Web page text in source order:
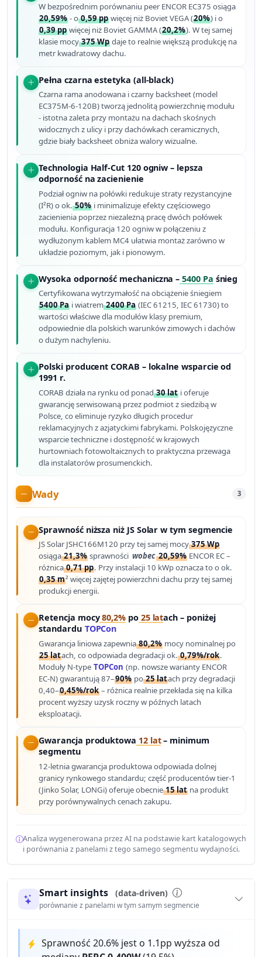
W bezpośrednim porównaniu peer ENCOR EC375 osiąga
20,59% - o0,59 pp więcej niż Boviet VEGA (20%) i o
0,39 pp więcej niż Boviet GAMMA (20,2%). W tej samej
klasie mocy375 Wp daje to realnie większą produkcję na
metr kwadratowy dachu.
Pełna czarna estetyka (all-black)
Czarna rama anodowana i czarny backsheet (model
EC375M-6-120B) tworzą jednolitą powierzchnię modułu
- istotna zaleta przy montażu na dachach skośnych
widocznych z ulicy i przy dachówkach ceramicznych,
gdzie biały backsheet obniża walory wizualne.
Technologia Half-Cut 120 ogniw – lepsza
odporność na zacienienie
Podział ogniw na połówki redukuje straty rezystancyjne
(I²R) o ok.50% i minimalizuje efekty częściowego
zacienienia poprzez niezależną pracę dwóch połówek
modułu. Konfiguracja 120 ogniw w połączeniu z
wydłużonym kablem MC4 ułatwia montaż zarówno w
układzie poziomym, jak i pionowym.
Wysoka odporność mechaniczna – 5400 Pa śnieg
Certyfikowana wytrzymałość na obciążenie śniegiem
5400 Pa i wiatrem2400 Pa (IEC 61215, IEC 61730) to
wartości właściwe dla modułów klasy premium,
odpowiednie dla polskich warunków zimowych i dachów
o dużym nachyleniu.
Polski producent CORAB – lokalne wsparcie od
1991 r.
CORAB działa na rynku od ponad30 lat i oferuje
gwarancję serwisowaną przez podmiot z siedzibą w
Polsce, co eliminuje ryzyko długich procedur
reklamacyjnych z azjatyckimi fabrykami. Polskojęzyczne
wsparcie techniczne i dostępność w krajowych
hurtowniach fotowoltaicznych to praktyczna przewaga
dla instalatorów prosumenckich.
Wady 3
Sprawność niższa niż JS Solar w tym segmencie
JS Solar JSHC166M120 przy tej samej mocy375 Wp
osiąga21,3% sprawności wobec20,59% ENCOR EC –
różnica0,71 pp. Przy instalacji 10 kWp oznacza to o ok.
0,35 m² więcej zajętej powierzchni dachu przy tej samej
produkcji energii.
Retencja mocy80,2% po25 latach – poniżej
standardu TOPCon
Gwarancja liniowa zapewnia80,2% mocy nominalnej po
25 latach, co odpowiada degradacji ok.0,79%/rok.
Moduły N-type TOPCon (np. nowsze warianty ENCOR
EC-N) gwarantują 87–90% po25 latach przy degradacji
0,40–0,45%/rok – różnica realnie przekłada się na kilka
procent wyższy uzysk roczny w późnych latach
eksploatacji.
Gwarancja produktowa 12 lat– minimum
segmentu
12-letnia gwarancja produktowa odpowiada dolnej
granicy rynkowego standardu; część producentów tier-1
(Jinko Solar, LONGi) oferuje obecnie15 lat na produkt
przy porównywalnych cenach zakupu.
Analiza wygenerowana przez AI na podstawie kart katalogowych
i porównania z panelami z tego samego segmentu wydajności.
Smart insights (data-driven)
porównanie z panelami w tym samym segmencie
Sprawność 20.6% jest o 1.1pp wyższa od